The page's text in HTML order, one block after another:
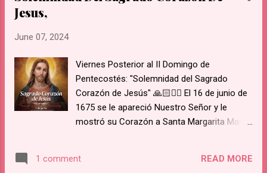
significado completo y expresan una idea.
Jesus,
June 07, 2024
Viernes Posterior al II Domingo de
Pentecostés: "Solemnidad del Sagrado
Corazón de Jesús" 🙏🏻❤️‍🔥 El 16 de junio de
1675 se le apareció Nuestro Señor y le
mostró su Corazón a Santa Margarita María
una herida abierta de la cual brotaba sangre
1 comment READ MORE